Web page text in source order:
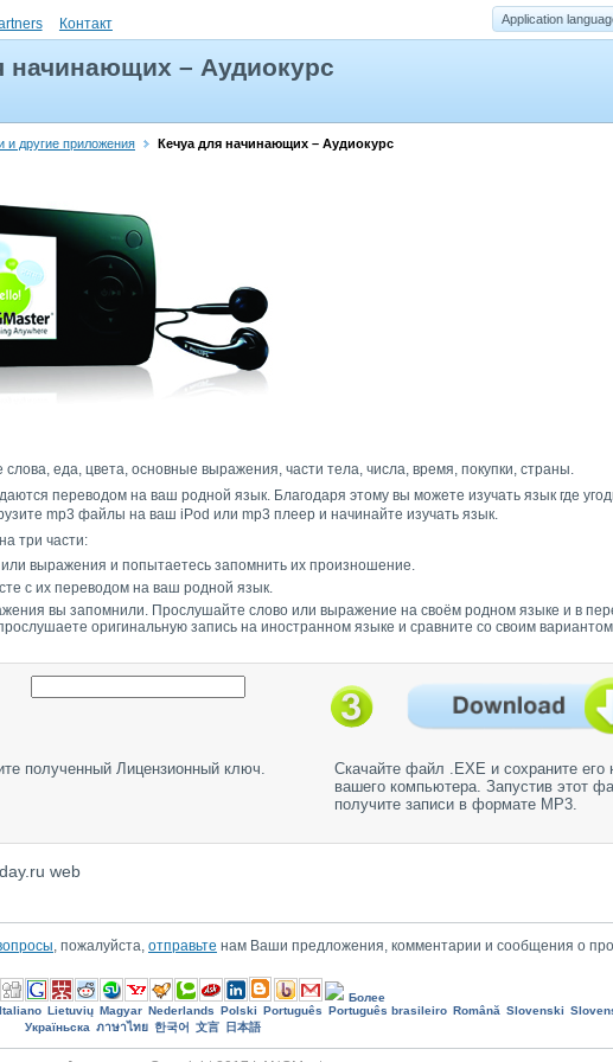
Контакт Application
начинающих – Аудиокурс
и другие приложения Кечуа для начинающих – Аудиокурс
еда, цвета, основные выражения, части тела, числа, время, покупки, страны.
переводом на ваш родной язык. Благодаря этому вы можете изучать язык где
mp3 файлы на ваш iPod или mp3 плеер и начинайте изучать язык.
три части:
выражения и попытаетесь запомнить их произношение.
с их переводом на ваш родной язык.
вы запомнили. Прослушайте слово или выражение на своём родном языке и в
оригинальную запись на иностранном языке и сравните со своим
полученный Лицензионный ключ.
Скачайте файл .EXE и сохраните его
вашего компьютера. Запустив этот
получите записи в формате MP3.
web
, пожалуйста, отправьте нам Ваши предложения, комментарии и сообщения о
Более
Italiano Lietuvių Magyar Nederlands Polski Português Português brasileiro Română Slovenski
Україньска ภาษาไทย 한국어 文言 日本語